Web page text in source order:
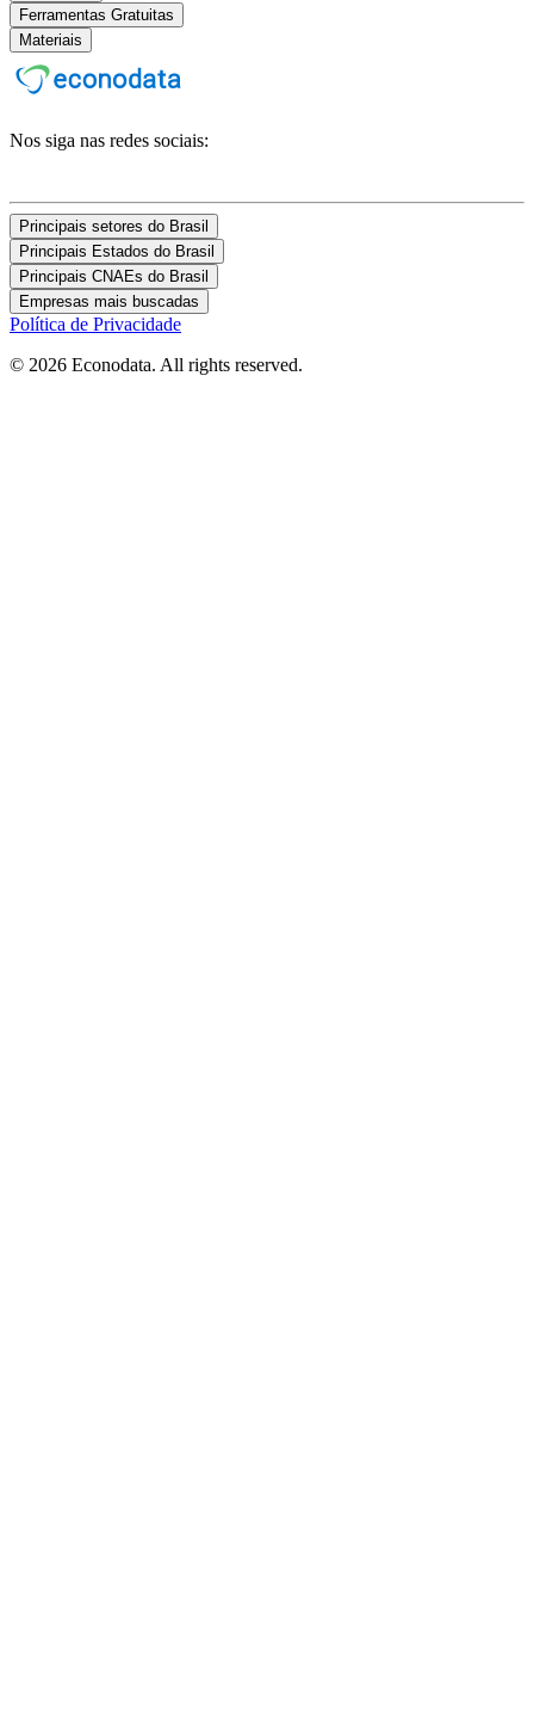
Ferramentas Gratuitas
Materiais
Nos siga nas redes sociais:
Principais setores do Brasil
Principais Estados do Brasil
Principais CNAEs do Brasil
Empresas mais buscadas
Política de Privacidade
© 2026 Econodata. All rights reserved.